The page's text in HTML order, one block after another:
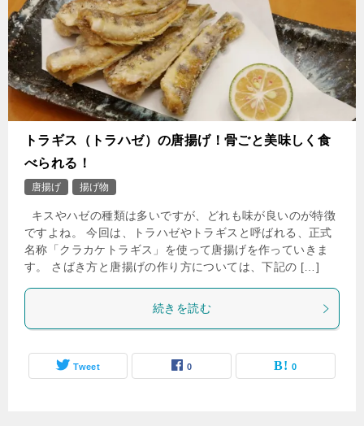
トラギス（トラハゼ）の唐揚げ！骨ごと美味しく食
べられる！
唐揚げ 揚げ物
キスやハゼの種類は多いですが、どれも味が良いのが特徴
ですよね。 今回は、トラハゼやトラギスと呼ばれる、正式
名称「クラカケトラギス」を使って唐揚げを作っていきま
す。 さばき方と唐揚げの作り方については、下記の […]
続きを読む
Tweet 0 0